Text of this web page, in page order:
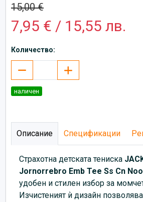
15,00 €
7,95 € / 15,55 лв.
Количество:
наличен
Описание Спецификации
Страхотна детската тениска
Jornorrebro Emb Tee Ss Cn
удобен и стилен избор за
Изчистеният ѝ дизайн